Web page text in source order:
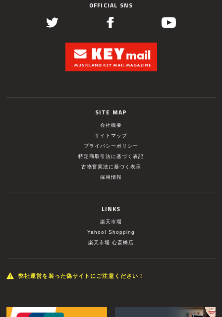
OFFICIAL SNS
SITE MAP
会社概要
サイトマップ
プライバシーポリシー
特定商取引法に基づく表記
古物営業法に基づく表示
採用情報
LINKS
楽天市場
Yahoo! Shopping
楽天市場 心斎橋店
弊社運営を装った偽サイトにご注意ください！